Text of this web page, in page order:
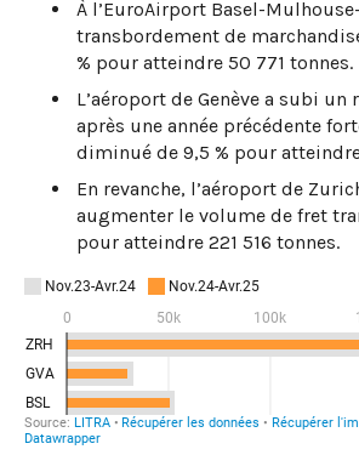
À l’EuroAirport Basel-
transbordement de
% pour atteindre 50 771 tonnes.
L’aéroport de Genève a subi
après une année précédente
diminué de 9,5 % pour
En revanche, l’aéroport de
augmenter le volume de fret
pour atteindre 221 516 tonnes.